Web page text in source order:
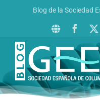
Blog de la Sociedad
Inicio